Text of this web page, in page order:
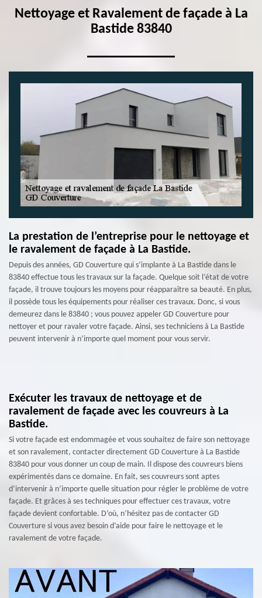
Nettoyage et Ravalement de façade à La
Bastide 83840
La prestation de l’entreprise pour le nettoyage et
le ravalement de façade à La Bastide.
Depuis des années, GD Couverture qui s’implante à La Bastide dans le
83840 effectue tous les travaux sur la façade. Quelque soit l’état de votre
façade, il trouve toujours les moyens pour réapparaître sa beauté. En plus,
il possède tous les équipements pour réaliser ces travaux. Donc, si vous
demeurez dans le 83840 ; vous pouvez appeler GD Couverture pour
nettoyer et pour ravaler votre façade. Ainsi, ses techniciens à La Bastide
peuvent intervenir à n’importe quel moment pour vous servir.
Exécuter les travaux de nettoyage et de
ravalement de façade avec les couvreurs à La
Bastide.
Si votre façade est endommagée et vous souhaitez de faire son nettoyage
et son ravalement, contacter directement GD Couverture à La Bastide
83840 pour vous donner un coup de main. Il dispose des couvreurs biens
expérimentés dans ce domaine. En fait, ses couvreurs sont aptes
d’intervenir à n’importe quelle situation pour régler le problème de votre
façade. Et grâces à ses techniques pour effectuer ces travaux, votre
façade devient confortable. D’où, n’hésitez pas de contacter GD
Couverture si vous avez besoin d’aide pour faire le nettoyage et le
ravalement de votre façade.